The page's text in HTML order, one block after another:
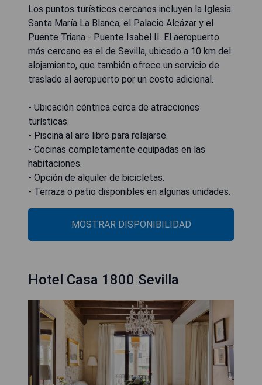
Los puntos turísticos cercanos incluyen la Iglesia
Santa María La Blanca, el Palacio Alcázar y el
Puente Triana - Puente Isabel II. El aeropuerto
más cercano es el de Sevilla, ubicado a 10 km del
alojamiento, que también ofrece un servicio de
traslado al aeropuerto por un costo adicional.
- Ubicación céntrica cerca de atracciones
turísticas.
- Piscina al aire libre para relajarse.
- Cocinas completamente equipadas en las
habitaciones.
- Opción de alquiler de bicicletas.
- Terraza o patio disponibles en algunas unidades.
MOSTRAR DISPONIBILIDAD
Hotel Casa 1800 Sevilla